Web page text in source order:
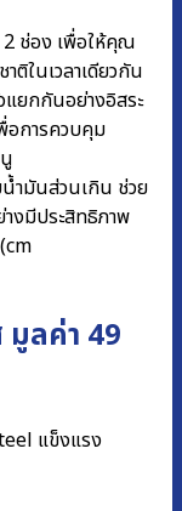
ช่อง เพื่อให้คุณ
ติในเวลาเดียวกัน
ยกกันอย่างอิสระ
อการควบคุม
ำมันส่วนเกิน ช่วย
งมีประสิทธิภาพ
มูลค่า 49
แข็งแรง